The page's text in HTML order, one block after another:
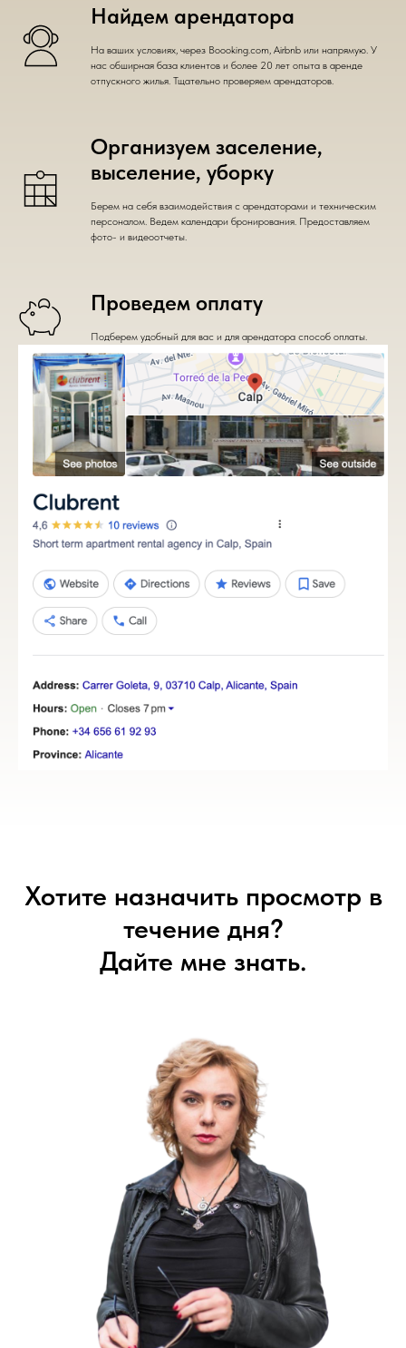
Найдем арендатора
На ваших условиях, через Boooking.com, Airbnb или напрямую. У
нас обширная база клиентов и более 20 лет опыта в аренде
отпускного жилья. Тщательно проверяем арендаторов.
Организуем заселение,
выселение, уборку
Берем на себя взаимодействия с арендаторами и техническим
персоналом. Ведем календари бронирования. Предоставляем
фото- и видеоотчеты.
Проведем оплату
Подберем удобный для вас и для арендатора способ оплаты.
Хотите назначить просмотр в
течение дня?
Дайте мне знать.